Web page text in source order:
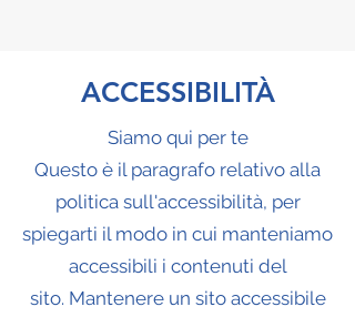
ACCESSIBILITÀ
Siamo qui per te
Questo è il paragrafo relativo alla
politica sull'accessibilità, per
spiegarti il modo in cui manteniamo
accessibili i contenuti del
sito. Mantenere un sito accessibile